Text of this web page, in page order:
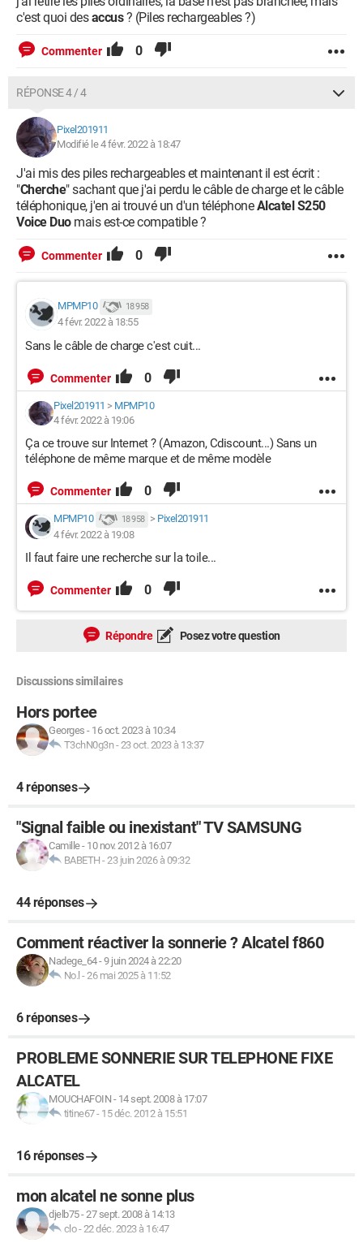
c'est quoi desaccus? (Piles rechargeables ?)
Commenter 0
RÉPONSE 4 / 4
Pixel201911
Modifié le 4 févr. 2022 à 18:47
J'ai mis des piles rechargeables et maintenant il est écrit :
"Cherche" sachant que j'ai perdu le câble de charge et le câble
téléphonique, j'en ai trouvé un d'un téléphoneAlcatel S250
Voice Duomais est-ce compatible ?
Commenter 0
MPMP10 18 958
4 févr. 2022 à 18:55
Sans le câble de charge c'est cuit...
Commenter 0
Pixel201911 > MPMP10
4 févr. 2022 à 19:06
Ça ce trouve sur Internet ? (Amazon, Cdiscount...) Sans un
téléphone de même marque et de même modèle
Commenter 0
MPMP10 18 958 > Pixel201911
4 févr. 2022 à 19:08
Il faut faire une recherche sur la toile...
Commenter 0
Répondre Posez votre question
Discussions similaires
Hors portee
Georges - 16 oct. 2023 à 10:34
T3chN0g3n-23 oct. 2023 à 13:37
4 réponses
"Signal faible ou inexistant" TV SAMSUNG
Camille- 10 nov. 2012 à 16:07
BABETH -23 juin 2026 à 09:32
44 réponses
Comment réactiver la sonnerie ? Alcatel f860
Nadege_64-9 juin 2024 à 22:20
No.l -26 mai 2025 à 11:52
6 réponses
PROBLEME SONNERIE SUR TELEPHONE FIXE
ALCATEL
MOUCHAFOIN - 14 sept. 2008 à 17:07
titine67- 15 déc. 2012 à 15:51
16 réponses
mon alcatel ne sonne plus
djelb75-27 sept. 2008 à 14:13
clo-22 déc. 2023 à 16:47